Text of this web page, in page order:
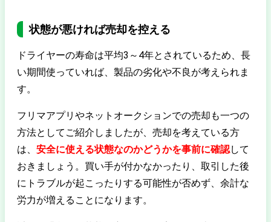
状態が悪ければ売却を控える
ドライヤーの寿命は平均3～4年とされているため、長
い期間使っていれば、製品の劣化や不良が考えられま
す。
フリマアプリやネットオークションでの売却も一つの
方法としてご紹介しましたが、売却を考えている方
は、 安全に使える状態なのかどうかを事前に確認して
おきましょう。買い手が付かなかったり、取引した後
にトラブルが起こったりする可能性が否めず、余計な
労力が増えることになります。